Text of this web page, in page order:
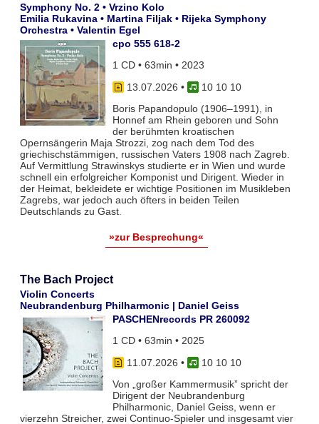
Symphony No. 2 • Vrzino Kolo
Emilia Rukavina • Martina Filjak • Rijeka Symphony
Orchestra • Valentin Egel
cpo 555 618-2
1 CD • 63min • 2023
13.07.2026 •
10 10 10
Boris Papandopulo (1906–1991), in
Honnef am Rhein geboren und Sohn
der berühmten kroatischen
Opernsängerin Maja Strozzi, zog nach dem Tod des
griechischstämmigen, russischen Vaters 1908 nach Zagreb.
Auf Vermittlung Strawinskys studierte er in Wien und wurde
schnell ein erfolgreicher Komponist und Dirigent. Wieder in
der Heimat, bekleidete er wichtige Positionen im Musikleben
Zagrebs, war jedoch auch öfters in beiden Teilen
Deutschlands zu Gast.
»zur Besprechung«
The Bach Project
Violin Concerts
Neubrandenburg Philharmonic | Daniel Geiss
PASCHENrecords PR 260092
1 CD • 63min • 2025
11.07.2026 •
10 10 10
Von „großer Kammermusik” spricht der
Dirigent der Neubrandenburg
Philharmonic, Daniel Geiss, wenn er
vierzehn Streicher, zwei Continuo-Spieler und insgesamt vier